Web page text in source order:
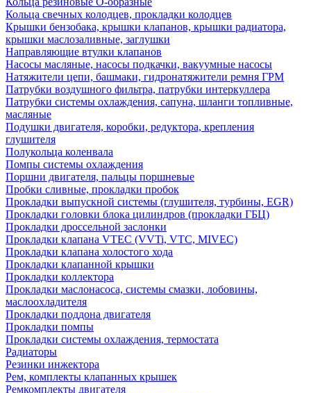
Кольца свечных колодцев, прокладки колодцев
Крышки бензобака, крышки клапанов, крышки радиатора,
крышки маслозаливные, заглушки
Направляющие втулки клапанов
Насосы масляные, насосы подкачки, вакуумные насосы
Натяжители цепи, башмаки, гидронатяжители ремня ГРМ
Патрубки воздушного фильтра, патрубки интеркуллера
Патрубки системы охлаждения, сапуна, шланги топливные,
масляные
Подушки двигателя, коробки, редуктора, крепления
глушителя
Полукольца коленвала
Помпы системы охлаждения
Поршни двигателя, пальцы поршневые
Пробки сливные, прокладки пробок
Прокладки выпускной системы (глушителя, турбины, EGR)
Прокладки головки блока цилиндров (прокладки ГБЦ)
Прокладки дроссельной заслонки
Прокладки клапана VTEC (VVTi, VTC, MIVEC)
Прокладки клапана холостого хода
Прокладки клапанной крышки
Прокладки коллектора
Прокладки маслонасоса, системы смазки, лобовины,
маслоохладителя
Прокладки поддона двигателя
Прокладки помпы
Прокладки системы охлаждения, термостата
Радиаторы
Резинки инжектора
Рем, комплекты клапанных крышек
Ремкомплекты двигателя